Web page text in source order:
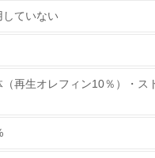
ている
把握し、順守している
していない
（再生オレフィン10％）・ス